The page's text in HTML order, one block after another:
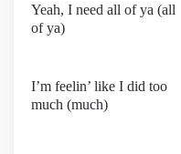
Yeah, I need all of ya (all
of ya)
I’m feelin’ like I did too
much (much)